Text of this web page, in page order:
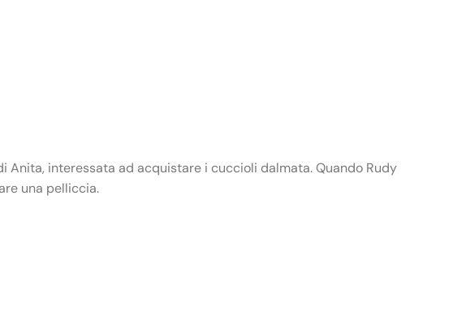
interessata ad acquistare i cuccioli dalmata. Quando Rudy
una pelliccia.